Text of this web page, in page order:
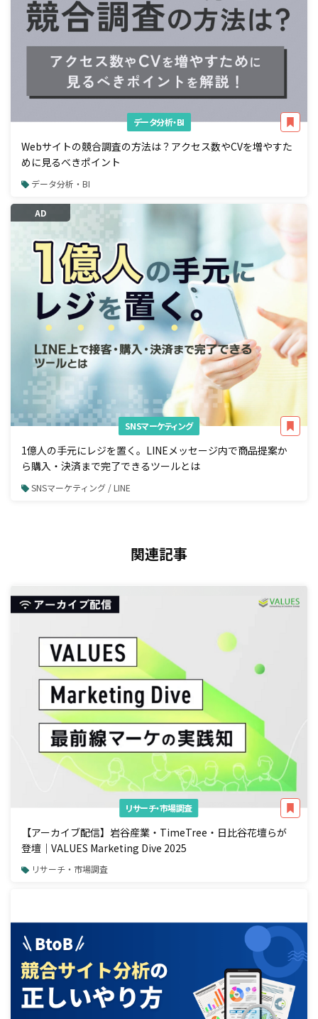
データ分析・BI
Webサイトの競合調査の方法は？アクセス数やCVを増やすた
めに見るべきポイント
データ分析・BI
AD
SNSマーケティング
1億人の手元にレジを置く。LINEメッセージ内で商品提案か
ら購入・決済まで完了できるツールとは
SNSマーケティング / LINE
関連記事
リサーチ・市場調査
【アーカイブ配信】岩谷産業・TimeTree・日比谷花壇らが
登壇｜VALUES Marketing Dive 2025
リサーチ・市場調査